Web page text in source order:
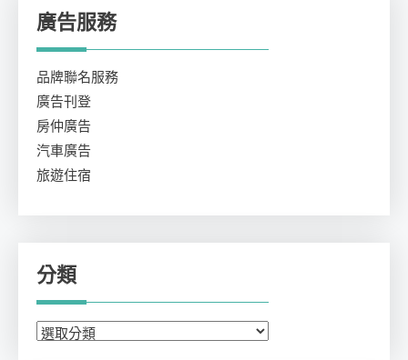
廣告服務
品牌聯名服務
廣告刊登
房仲廣告
汽車廣告
旅遊住宿
分類
分